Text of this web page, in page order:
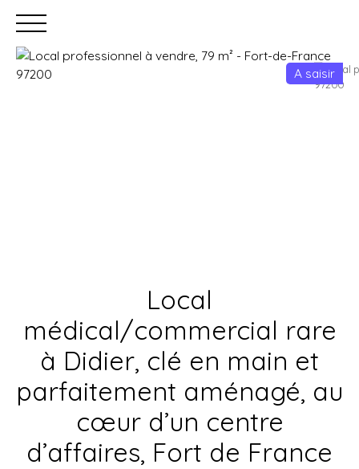
Accueil Faire gérer
A saisir
Local
médical/commercial rare
à Didier, clé en main et
parfaitement aménagé, au
cœur d’un centre
d’affaires, Fort de France